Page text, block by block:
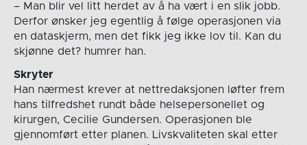
– Man blir vel litt herdet av å ha vært i en slik jobb.
Derfor ønsker jeg egentlig å følge operasjonen via
en dataskjerm, men det fikk jeg ikke lov til. Kan du
skjønne det? humrer han.
Skryter
Han nærmest krever at nettredaksjonen løfter frem
hans tilfredshet rundt både helsepersonellet og
kirurgen, Cecilie Gundersen. Operasjonen ble
gjennomført etter planen. Livskvaliteten skal etter